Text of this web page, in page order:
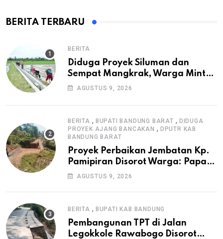
BERITA TERBARU
BERITA
Diduga Proyek Siluman dan
Sempat Mangkrak, Warga Minta
APH Usut Tuntas Pembangunan
AGUSTUS 9, 2026
BERITA , BUPATI BANDUNG BARAT , DIDUGA
PROYEK AJANG BANCAKAN , DPUTR KAB
BANDUNG BARAT
Proyek Perbaikan Jembatan Kp.
Pamipiran Disorot Warga: Papan
Informasi Tak Cantumkan PPK,
AGUSTUS 9, 2026
BERITA , BUPATI KAB BANDUNG
Pembangunan TPT di Jalan
Legokkole Rawabogo Disorot